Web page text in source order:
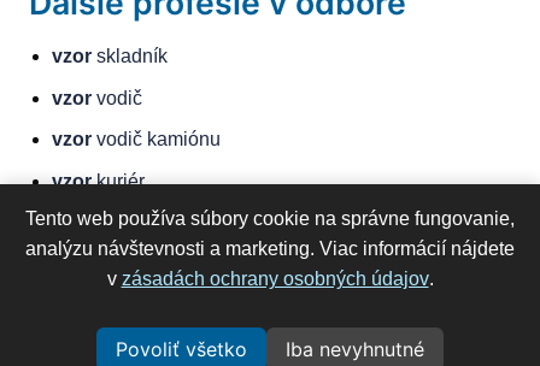
vzor skladník
vzor vodič
vzor vodič kamiónu
vzorkuriér
vzordispečer logistiky
vzor
Tento web používa súbory cookie na správne fungovanie,
analýzu návštevnosti a marketing. Viac informácií nájdete
v zásadách ochrany osobných údajov.
Povoliť všetko Iba nevyhnutné
2026 RýchlyŽivotopis
Všetky práva vyhradené.